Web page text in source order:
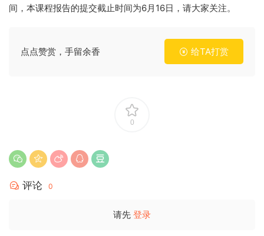
间，本课程报告的提交截止时间为6月16日，请大家关注。
点点赞赏，手留余香 给TA打赏
0
评论 0
请先 登录